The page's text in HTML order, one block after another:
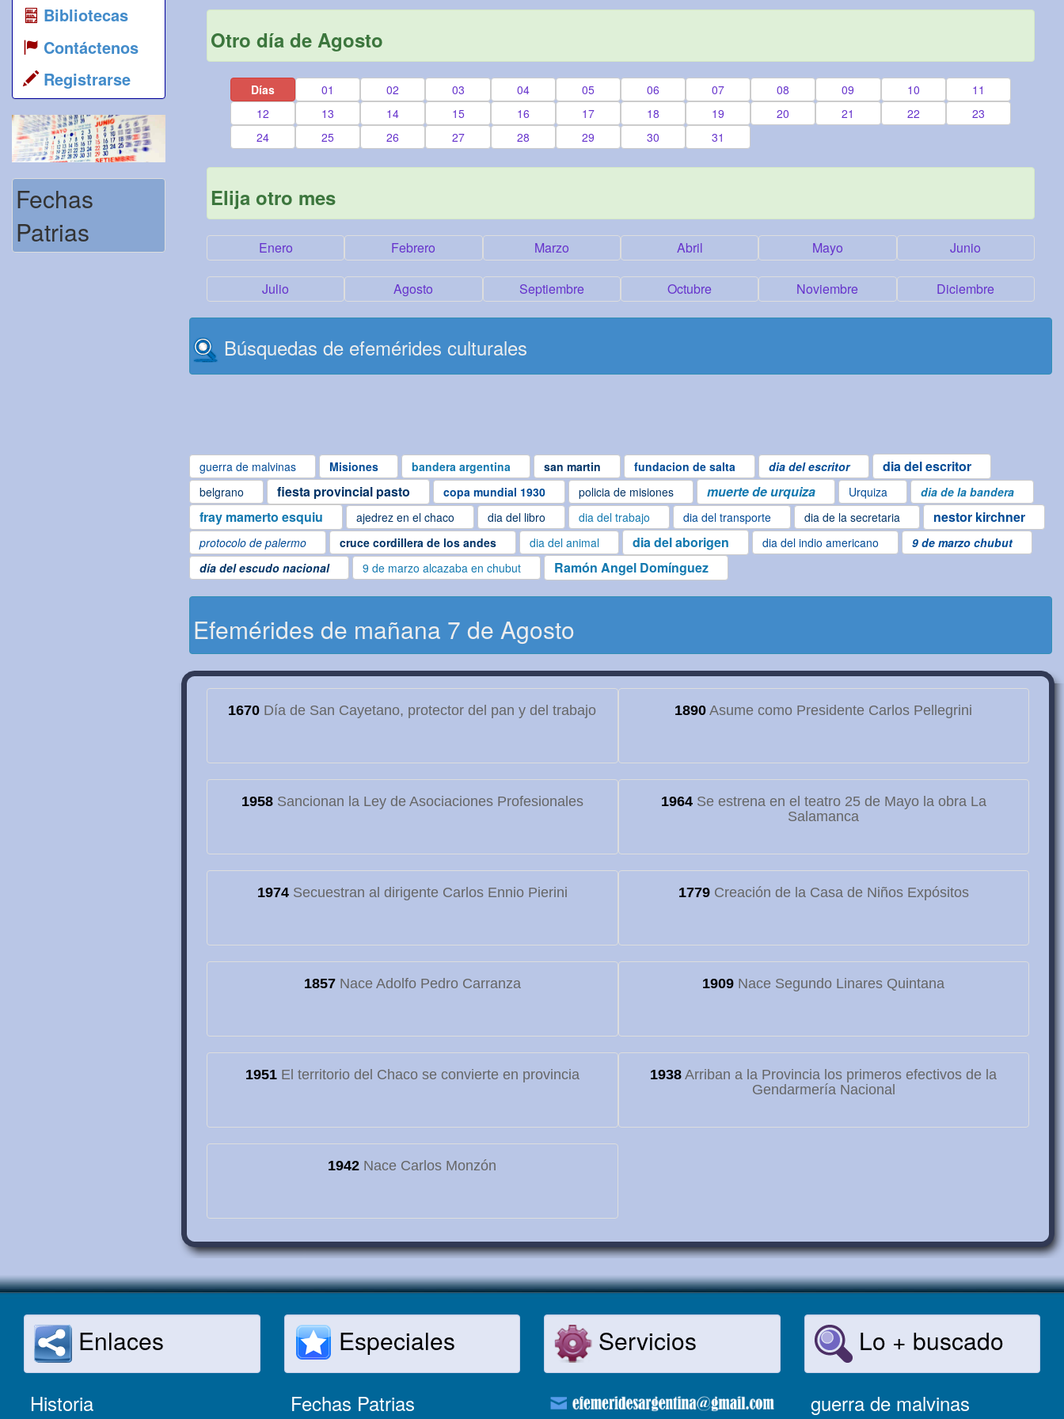
Bibliotecas
Contáctenos
Registrarse
Fechas
Patrias
Otro día de Agosto
Días 01 02 03 04 05 06 07 08 09 10
11
12
13 14 15 16 17 18 19 20 21 22
23
24
25 26 27 28 29 30 31
Elija otro mes
Enero Febrero Marzo Abril Mayo Junio
Julio Agosto Septiembre Octubre Noviembre Diciembre
Búsquedas de efemérides culturales
guerra de malvinas Misiones bandera argentina san martin fundacion de salta dia del escritor dia del escritor
belgrano fiesta provincial pasto copa mundial 1930 policia de misiones muerte de urquiza Urquiza dia de la bandera
fray mamerto esquiu ajedrez en el chaco dia del libro dia del trabajo dia del transporte dia de la secretaria nestor kirchner
protocolo de palermo cruce cordillera de los andes dia del animal dia del aborigen dia del indio americano
9 de marzo chubut
día del escudo nacional
9 de marzo alcazaba en chubut Ramón Angel Domínguez
Efemérides de mañana 7 de Agosto
1670 Día de San Cayetano, protector del pan y del trabajo 1890 Asume como Presidente Carlos Pellegrini
1958Sancionan la Ley de Asociaciones Profesionales 1964Se estrena en el teatro 25 de Mayo la obra La
Salamanca
1974Secuestran al dirigente Carlos Ennio Pierini 1779Creación de la Casa de Niños Expósitos
1857Nace Adolfo Pedro Carranza 1909 Nace Segundo Linares Quintana
1951El territorio del Chaco se convierte en provincia 1938 Arriban a la Provincia los primeros efectivos de la
Gendarmería Nacional
1942 Nace Carlos Monzón
Enlaces
Historia
Especiales
Fechas Patrias
Servicios Lo + buscado
guerra de malvinas